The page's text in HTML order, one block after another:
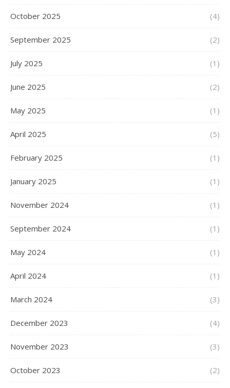
October 2025 (4)
September 2025 (2)
July 2025 (1)
June 2025 (2)
May 2025 (1)
April 2025 (5)
February 2025 (1)
January 2025 (1)
November 2024 (1)
September 2024 (1)
May 2024 (1)
April 2024 (1)
March 2024 (3)
December 2023 (4)
November 2023 (3)
October 2023 (2)